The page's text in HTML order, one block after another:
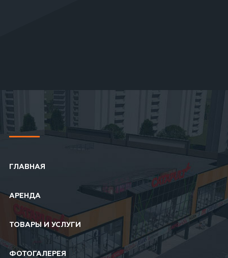
ГЛАВНАЯ
АРЕНДА
ТОВАРЫ И УСЛУГИ
ФОТОГАЛЕРЕЯ